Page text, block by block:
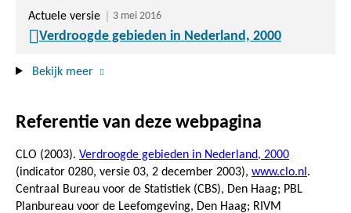
Actuele versie 3 mei 2016
Verdroogde gebieden in Nederland, 2000
Bekijk meer
Referentie van deze webpagina
CLO (2003). Verdroogde gebieden in Nederland, 2000
(indicator 0280, versie 03, 2 december 2003), www.clo.nl .
Centraal Bureau voor de Statistiek (CBS), Den Haag; PBL
Planbureau voor de Leefomgeving, Den Haag; RIVM